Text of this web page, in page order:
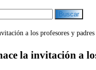
la invitación a